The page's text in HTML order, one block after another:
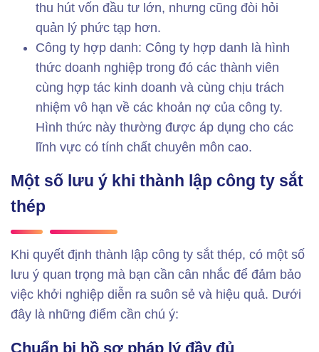
thu hút vốn đầu tư lớn, nhưng cũng đòi hỏi
quản lý phức tạp hơn.
Công ty hợp danh: Công ty hợp danh là hình
thức doanh nghiệp trong đó các thành viên
cùng hợp tác kinh doanh và cùng chịu trách
nhiệm vô hạn về các khoản nợ của công ty.
Hình thức này thường được áp dụng cho các
lĩnh vực có tính chất chuyên môn cao.
Một số lưu ý khi thành lập công ty sắt
thép
Khi quyết định thành lập công ty sắt thép, có một số
lưu ý quan trọng mà bạn cần cân nhắc để đảm bảo
việc khởi nghiệp diễn ra suôn sẻ và hiệu quả. Dưới
đây là những điểm cần chú ý:
Chuẩn bị hồ sơ pháp lý đầy đủ